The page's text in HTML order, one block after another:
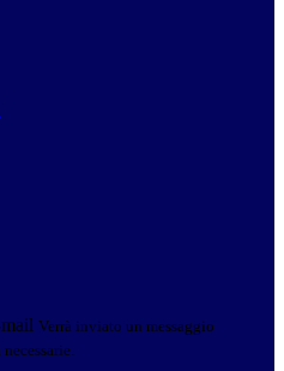
Verrà inviato un messaggio